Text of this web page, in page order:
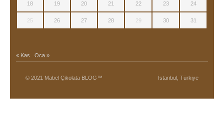
18 19 20 21 22 23 24
25 26 27 28 29 30 31
« Kas Oca »
© 2021 Mabel Çikolata BLOG™ İstanbul, Türkiye